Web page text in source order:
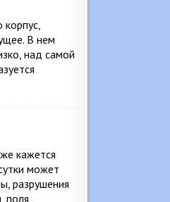
В нем
над самой
кажется
может
разрушения